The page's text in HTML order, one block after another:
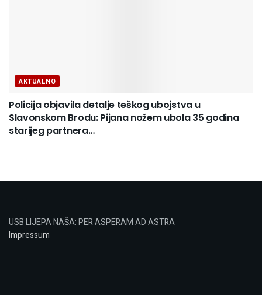
AKTUALNO
Policija objavila detalje teškog ubojstva u
Slavonskom Brodu: Pijana nožem ubola 35 godina
starijeg partnera…
USB LIJEPA NAŠA: PER ASPERAM AD ASTRA
Impressum